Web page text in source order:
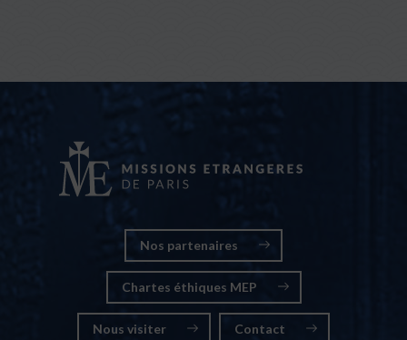
Nos partenaires
Chartes éthiques MEP
Nous visiter Contact